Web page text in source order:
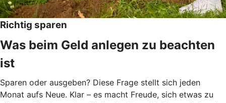
Richtig sparen
Was beim Geld anlegen zu beachten
ist
Sparen oder ausgeben? Diese Frage stellt sich jeden
Monat aufs Neue. Klar – es macht Freude, sich etwas zu